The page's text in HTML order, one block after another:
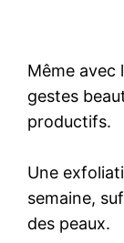
Même avec
gestes
productifs.
Une
semaine,
des peaux.